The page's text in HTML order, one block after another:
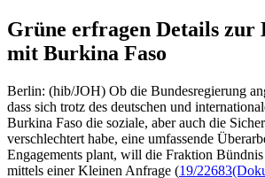
Grüne erfragen Details zur
mit Burkina Faso
Berlin: (hib/JOH) Ob die Bundesregierung
dass sich trotz des deutschen und
Burkina Faso die soziale, aber auch die
verschlechtert habe, eine umfassende
Engagements plant, will die Fraktion
mittels einer Kleinen Anfrage (19/22683